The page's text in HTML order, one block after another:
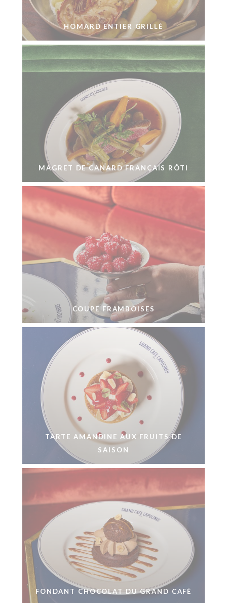
HOMARD ENTIER GRILLÉ
MAGRET DE CANARD FRANÇAIS RÔTI
COUPE FRAMBOISES
TARTE AMANDINE AUX FRUITS DE
SAISON
FONDANT CHOCOLAT DU GRAND CAFÉ